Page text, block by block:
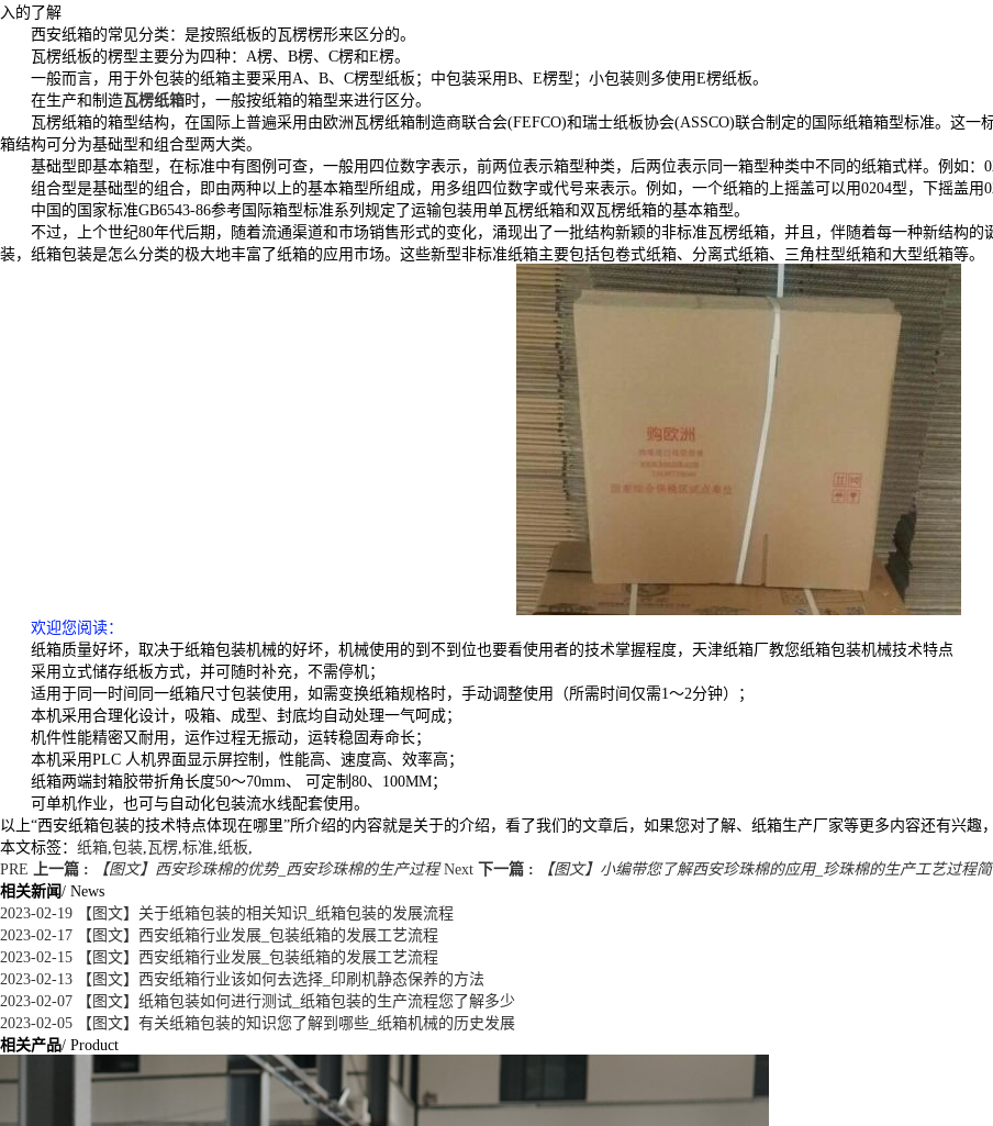
入的了解
西安纸箱的常见分类：是按照纸板的瓦楞楞形来区分的。
瓦楞纸板的楞型主要分为四种：A楞、B楞、C楞和E楞。
一般而言，用于外包装的纸箱主要采用A、B、C楞型纸板；中包装采用B、E楞型；小包装则多使用E楞纸板。
在生产和制造瓦楞纸箱时，一般按纸箱的箱型来进行区分。
瓦楞纸箱的箱型结构，在国际上普遍采用由欧洲瓦楞纸箱制造商联合会(FEFCO)和瑞士纸板协会(ASSCO)联合制定的国际纸箱箱型标准。这
箱结构可分为基础型和组合型两大类。
基础型即基本箱型，在标准中有图例可查，一般用四位数字表示，前两位表示箱型种类，后两位表示同一箱型种类中不同的纸箱式样。例如：
组合型是基础型的组合，即由两种以上的基本箱型所组成，用多组四位数字或代号来表示。例如，一个纸箱的上摇盖可以用0204型，下摇盖用
中国的国家标准GB6543-86参考国际箱型标准系列规定了运输包装用单瓦楞纸箱和双瓦楞纸箱的基本箱型。
不过，上个世纪80年代后期，随着流通渠道和巿场销售形式的变化，涌现出了一批结构新颖的非标准瓦楞纸箱，并且，伴随着每一种新结构
装，纸箱包装是怎么分类的极大地丰富了纸箱的应用巿场。这些新型非标准纸箱主要包括包卷式纸箱、分离式纸箱、三角柱型纸箱和大型纸箱等。
欢迎您阅读：
纸箱质量好坏，取决于纸箱包装机械的好坏，机械使用的到不到位也要看使用者的技术掌握程度，天津纸箱厂教您纸箱包装机械技术特点
采用立式储存纸板方式，并可随时补充，不需停机；
适用于同一时间同一纸箱尺寸包装使用，如需变换纸箱规格时，手动调整使用（所需时间仅需1～2分钟）；
本机采用合理化设计，吸箱、成型、封底均自动处理一气呵成；
机件性能精密又耐用，运作过程无振动，运转稳固寿命长；
本机采用PLC 人机界面显示屏控制，性能高、速度高、效率高；
纸箱两端封箱胶带折角长度50～70mm、 可定制80、100MM；
可单机作业，也可与自动化包装流水线配套使用。
以上“西安纸箱包装的技术特点体现在哪里”所介绍的内容就是关于的介绍，看了我们的文章后，如果您对了解、纸箱生产厂家等更多内容还有兴趣
本文标签： 纸箱 包装 瓦楞 标准 纸板
PRE
上一篇 : 【图文】西安珍珠棉的优势_西安珍珠棉的生产过程 Next 下一篇 :
【图文】小编带您了解西安珍珠棉的应用_珍珠棉的生产工艺过程
相关新闻/ News
2023-02-19 【图文】关于纸箱包装的相关知识_纸箱包装的发展流程
2023-02-17 【图文】西安纸箱行业发展_包装纸箱的发展工艺流程
2023-02-15 【图文】西安纸箱行业发展_包装纸箱的发展工艺流程
2023-02-13 【图文】西安纸箱行业该如何去选择_印刷机静态保养的方法
2023-02-07 【图文】纸箱包装如何进行测试_纸箱包装的生产流程您了解多少
2023-02-05 【图文】有关纸箱包装的知识您了解到哪些_纸箱机械的历史发展
相关产品/ Product